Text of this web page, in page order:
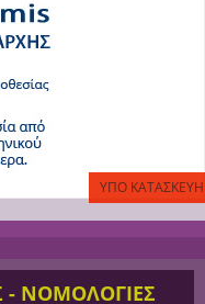
- ΝΟΜΟΛΟΓΙΕΣ